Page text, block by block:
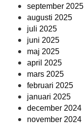
september 2025
augusti 2025
juli 2025
juni 2025
maj 2025
april 2025
mars 2025
februari 2025
januari 2025
december 2024
november 2024